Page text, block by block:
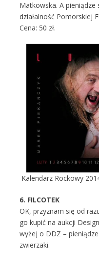
Matkowska. A
działalność Pomorskiej
Cena: 50 zł.
Kalendarz Rockowy
6. FILCOTEK
OK, przyznam się od
go kupić na aukcji
wyżej o DDZ –
zwierzaki.